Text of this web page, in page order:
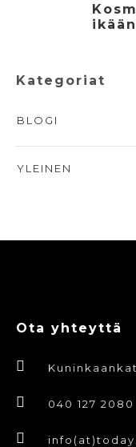
Kategoriat
BLOGI
YLEINEN
Ota yhteyttä
040 127 2080